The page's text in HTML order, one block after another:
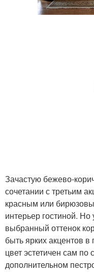
Зачастую бежево-
сочетании с третьим
красным или
интерьер гостиной.
выбранный оттенок
быть ярких акцентов
цвет эстетичен сам по
дополнительном